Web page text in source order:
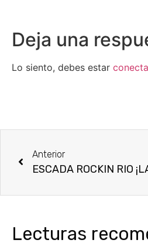
Deja una
Lo siento, debes estar
Anterior
ESCADA ROCKIN RIO
Lecturas